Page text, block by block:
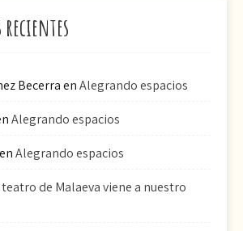
BecerraenAlegrando espacios
Alegrando espacios
enAlegrando espacios
de Malaeva viene a nuestro